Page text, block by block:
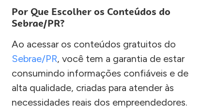
Por Que Escolher os Conteúdos do
Sebrae/PR?
Ao acessar os conteúdos gratuitos do
Sebrae/PR, você tem a garantia de estar
consumindo informações confiáveis e de
alta qualidade, criadas para atender às
necessidades reais dos empreendedores.